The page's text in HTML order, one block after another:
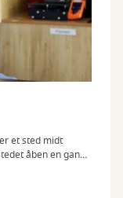
et sted midt
åben en gang